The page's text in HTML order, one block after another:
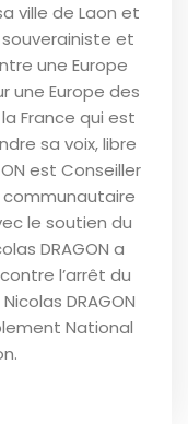
ville de Laon et
et
une Europe
une Europe des
France qui est
sa voix, libre
est Conseiller
communautaire
le soutien du
DRAGON a
l’arrêt du
DRAGON
National